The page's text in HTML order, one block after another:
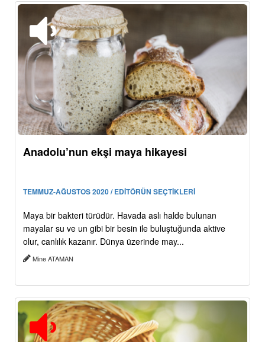
Anadolu’nun ekşi maya hikayesi
TEMMUZ-AĞUSTOS 2020 / EDİTÖRÜN SEÇTİKLERİ
Maya bir bakteri türüdür. Havada aslı halde bulunan
mayalar su ve un gibi bir besin ile buluştuğunda aktive
olur, canlılık kazanır. Dünya üzerinde may...
Mine ATAMAN